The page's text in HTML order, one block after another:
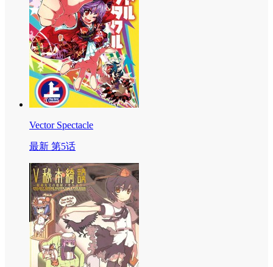
Vector Spectacle
最新 第5话